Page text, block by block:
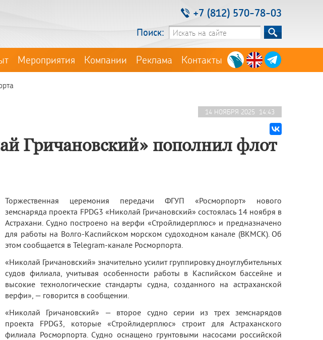
+7 (812) 570-78-03
Поиск:
Мероприятия Компании Реклама Контакты
14 НОЯБРЯ 2025 14:43
Гричановский» пополнил флот
Торжественная церемония передачи ФГУП «Росморпорт» нового
земснаряда проекта FPDG3 «Николай Гричановский» состоялась 14 ноября в
Астрахани. Судно построено на верфи «Стройлидерплюс» и предназначено
для работы на Волго-Каспийском морском судоходном канале (ВКМСК). Об
этом сообщается в Telegram-канале Росморпорта.
«Николай Гричановский» значительно усилит группировку дноуглубительных
судов филиала, учитывая особенности работы в Каспийском бассейне и
высокие технологические стандарты судна, созданного на астраханской
верфи», — говорится в сообщении.
«Николай Гричановский» — второе судно серии из трех земснарядов
проекта FPDG3, которые «Стройлидерплюс» строит для Астраханского
филиала Росморпорта. Судно оснащено грунтовыми насосами российской